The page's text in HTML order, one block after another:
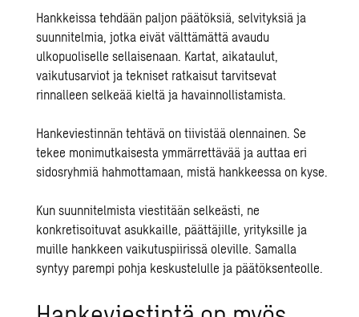
Hankkeissa tehdään paljon päätöksiä, selvityksiä ja
suunnitelmia, jotka eivät välttämättä avaudu
ulkopuoliselle sellaisenaan. Kartat, aikataulut,
vaikutusarviot ja tekniset ratkaisut tarvitsevat
rinnalleen selkeää kieltä ja havainnollistamista.
Hankeviestinnän tehtävä on tiivistää olennainen. Se
tekee monimutkaisesta ymmärrettävää ja auttaa eri
sidosryhmiä hahmottamaan, mistä hankkeessa on kyse.
Kun suunnitelmista viestitään selkeästi, ne
konkretisoituvat asukkaille, päättäjille, yrityksille ja
muille hankkeen vaikutuspiirissä oleville. Samalla
syntyy parempi pohja keskustelulle ja päätöksenteolle.